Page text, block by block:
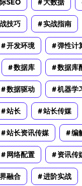
SEO 大数据
技巧 实战指南
开发环境 弹性计
数据库 数据库
数据驱动 机器学
站长 站长传媒
站长资讯传媒 编
网络配置 资讯传
融合 进阶实战